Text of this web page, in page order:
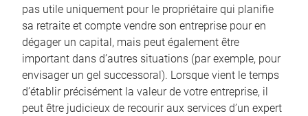
pas utile uniquement pour le propriétaire qui planifie
sa retraite et compte vendre son entreprise pour en
dégager un capital, mais peut également être
important dans d’autres situations (par exemple, pour
envisager un gel successoral). Lorsque vient le temps
d’établir précisément la valeur de votre entreprise, il
peut être judicieux de recourir aux services d’un expert